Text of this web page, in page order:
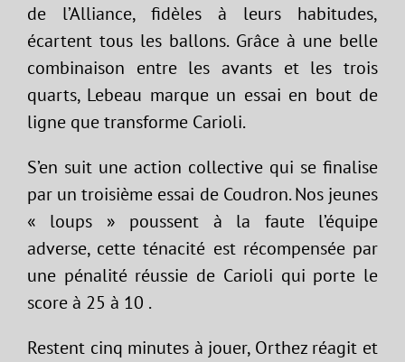
de l’Alliance, fidèles à leurs habitudes,
écartent tous les ballons. Grâce à une belle
combinaison entre les avants et les trois
quarts, Lebeau marque un essai en bout de
ligne que transforme Carioli.
S’en suit une action collective qui se finalise
par un troisième essai de Coudron. Nos jeunes
« loups » poussent à la faute l’équipe
adverse, cette ténacité est récompensée par
une pénalité réussie de Carioli qui porte le
score à 25 à 10 .
Restent cinq minutes à jouer, Orthez réagit et